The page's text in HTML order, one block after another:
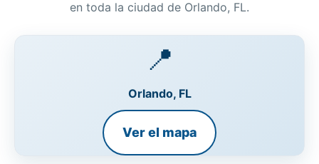
en toda la ciudad de Orlando, FL.
📍
Orlando, FL
Ver el mapa